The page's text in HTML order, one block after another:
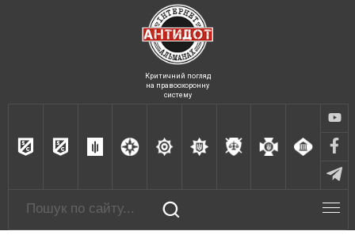
Критичний погляд
на правоохоронну
систему